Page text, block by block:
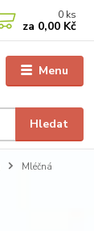
Menu
Hledat
0 ks
za 0,00 Kč
Mléčná